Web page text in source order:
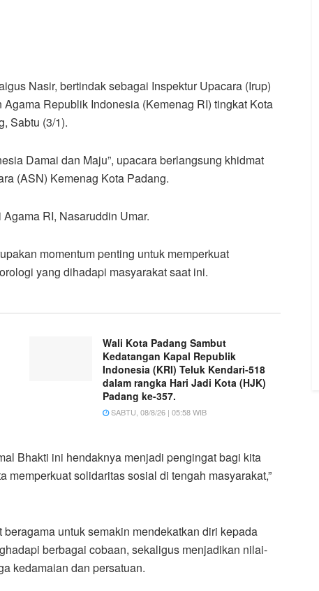
Nasir, bertindak sebagai Inspektur Upacara (Irup)
Republik Indonesia (Kemenag RI) tingkat Kota
Sabtu (3/1).
Damai dan Maju”, upacara berlangsung khidmat
(ASN) Kemenag Kota Padang.
RI, Nasaruddin Umar.
momentum penting untuk memperkuat
yang dihadapi masyarakat saat ini.
Wali Kota Padang Sambut
Kedatangan Kapal Republik
Indonesia (KRI) Teluk Kendari-518
dalam rangka Hari Jadi Kota (HJK)
Padang ke-357.
SABTU, 08/8/26 | 05:58 WIB
Bhakti ini hendaknya menjadi pengingat bagi kita
memperkuat solidaritas sosial di tengah masyarakat,”
untuk semakin mendekatkan diri kepada
berbagai cobaan, sekaligus menjadikan nilai-
kedamaian dan persatuan.